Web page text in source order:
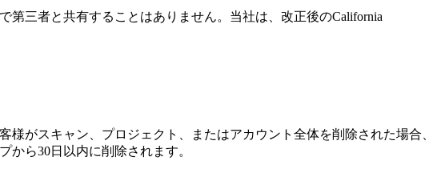
三者と共有することはありません。当社は、改正後のCalifornia
がスキャン、プロジェクト、またはアカウント全体を削除された場合、
ら30日以内に削除されます。